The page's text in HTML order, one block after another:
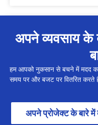
अपने व्यवसाय के
हम आपको नुकसान से बचने में मदद
समय पर और बजट पर वितरित करते
अपने प्रोजेक्ट के बारे में